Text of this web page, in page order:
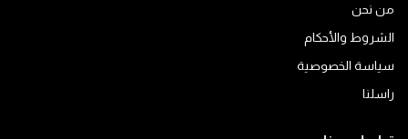
من نحن
الشروط والأحكام
سياسة الخصوصية
راسلنا